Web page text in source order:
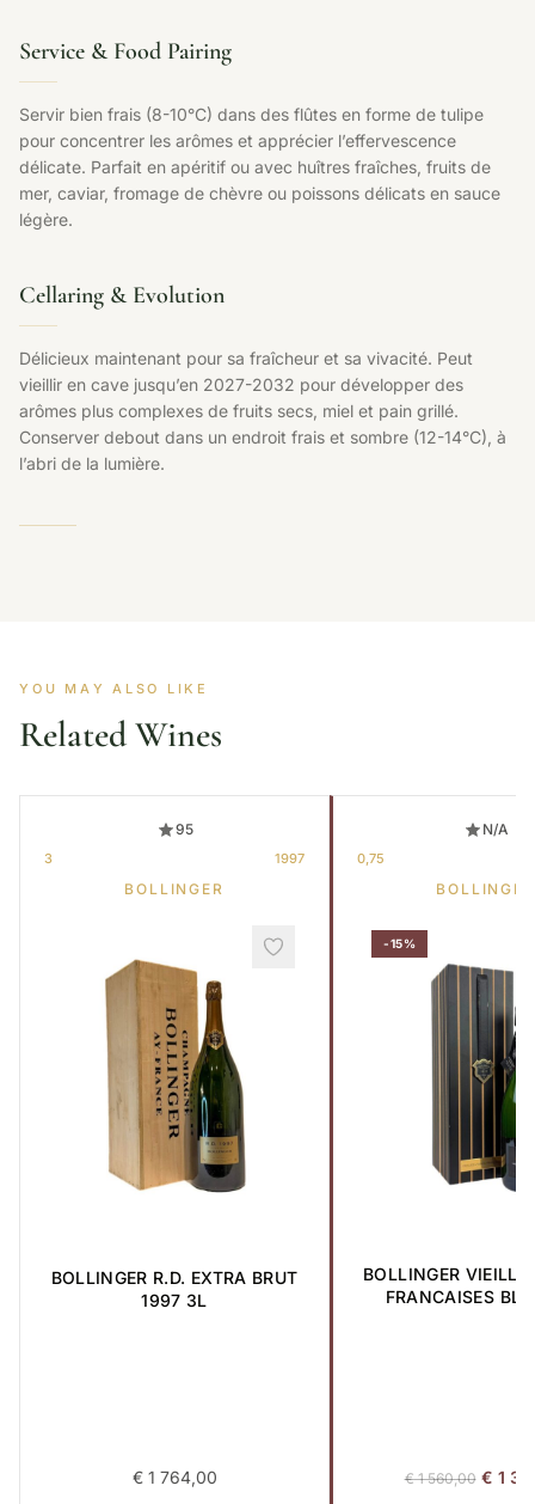
Service & Food Pairing
Servir bien frais (8-10°C) dans des flûtes en forme de tulipe
pour concentrer les arômes et apprécier l’effervescence
délicate. Parfait en apéritif ou avec huîtres fraîches, fruits de
mer, caviar, fromage de chèvre ou poissons délicats en sauce
légère.
Cellaring & Evolution
Délicieux maintenant pour sa fraîcheur et sa vivacité. Peut
vieillir en cave jusqu’en 2027-2032 pour développer des
arômes plus complexes de fruits secs, miel et pain grillé.
Conserver debout dans un endroit frais et sombre (12-14°C), à
l’abri de la lumière.
YOU MAY ALSO LIKE
Related Wines
95
3 1997
BOLLINGER
BOLLINGER R.D. EXTRA BRUT
1997 3L
€1 764,00
N/A
0,75
BOLLINGER
-15%
BOLLINGER
FRANCAISES
€1 560,00 € 1